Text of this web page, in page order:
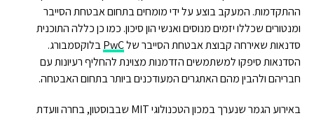
ההתקדמות. המעקב בוצע על ידי מומחים בתחום אבטחת הסייבר
ומנטורים שכללו יזמים מנוסים ואנשי הון סיכון. כמו כן כללה התוכנית
סדנאות שאירחה קבוצת אבטחת הסייבר שלPwCבלוקסמבורג.
הסדנאות סיפקו למשתמשים הזדמנות מצוינת להחליף רעיונות עם
חבריהם ולהבין מהם האתגרים המעודכנים ביותר בתחום האבטחה.
באירוע הגמר שנערך במכון הטכנולוגי MIT שבבוסטון, בחרה וועדת